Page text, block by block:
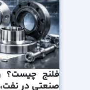
فلنج چیست؟
صنعتی در